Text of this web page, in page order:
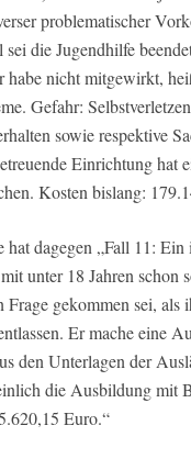
problematischer
die Jugendhilfe
habe nicht mitgewirkt,
Gefahr:
sowie respektive
Einrichtung hat
Kosten bislang:
hat dagegen „Fall 11:
unter 18 Jahren schon
Frage gekommen sei,
Er mache eine
den Unterlagen der
die Ausbildung mit
Euro.“